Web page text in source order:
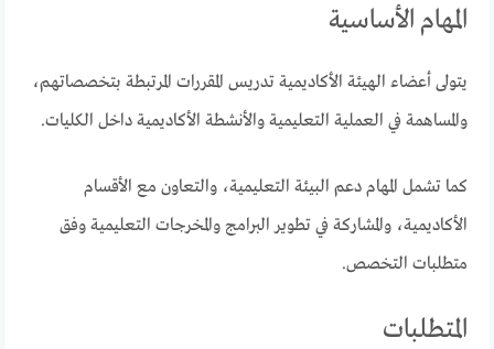
المهام الأساسية
يتولى أعضاء الهيئة الأكاديمية تدريس المقررات المرتبطة بتخصصاتهم،
والمساهمة في العملية التعليمية والأنشطة الأكاديمية داخل الكليات.
كما تشمل المهام دعم البيئة التعليمية، والتعاون مع الأقسام
الأكاديمية، والمشاركة في تطوير البرامج والمخرجات التعليمية وفق
متطلبات التخصص.
المتطلبات